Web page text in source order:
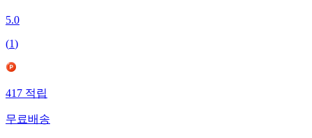
5.0
(1)
417적립
무료배송